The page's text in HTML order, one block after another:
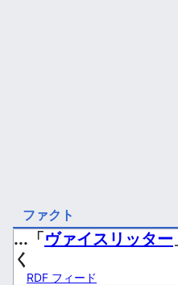
ファクト
...「ヴァイスリッター
く
RDF フィード